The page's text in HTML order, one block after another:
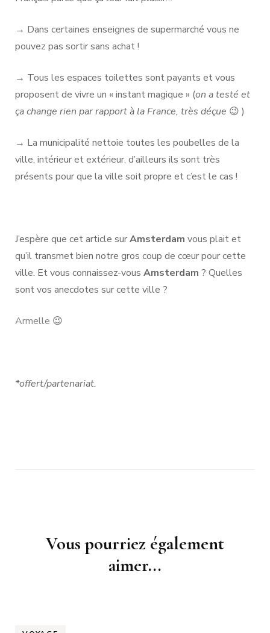
→ Dans certaines enseignes de supermarché vous ne
pouvez pas sortir sans achat !
→ Tous les espaces toilettes sont payants et vous
proposent de vivre un « instant magique » (on a testé et
ça change rien par rapport à la France, très déçue 😉 )
→ La municipalité nettoie toutes les poubelles de la
ville, intérieur et extérieur, d’ailleurs ils sont très
présents pour que la ville soit propre et c’est le cas !
J’espère que cet article surAmsterdam vous plait et
qu’il transmet bien notre gros coup de cœur pour cette
ville. Et vous connaissez-vous Amsterdam ? Quelles
sont vos anecdotes sur cette ville ?
Armelle 😉
*offert/partenariat.
Navigation
Vous pourriez également
aimer...